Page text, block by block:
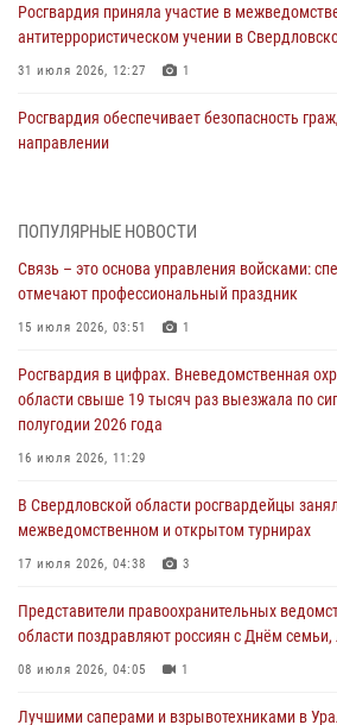
Росгвардия приняла участие в
антитеррористическом учении в
31 июля 2026, 12:27 1
Росгвардия обеспечивает безопасность
направлении
Представитель Управления Росгвардии по
«Телекон»
30 июля 2026, 11:33
спартакиады «Динамо» памяти погибшего
Православные священники поддержали
Свердловские росгвардейцы завоевали
чемпионате по комплексному единоборству
ПОПУЛЯРНЫЕ НОВОСТИ
Связь – это основа управления войсками:
отмечают профессиональный праздник
15 июля 2026, 03:51 1
Росгвардия в цифрах. Вневедомственная
области свыше 19 тысяч раз выезжала по
полугодии 2026 года
16 июля 2026, 11:29
В Свердловской области росгвардейцы
межведомственном и открытом турнирах
17 июля 2026, 04:38 3
Представители правоохранительных
области поздравляют россиян с Днём
08 июля 2026, 04:05 1
Лучшими саперами и взрывотехниками в